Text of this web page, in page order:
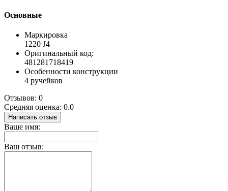
Основные
Маркировка
1220 J4
Оригинальный код:
481281718419
Особенности конструкции
4 ручейков
Отзывов: 0
Средняя оценка: 0.0
Написать отзыв
Ваше имя:
Ваш отзыв: